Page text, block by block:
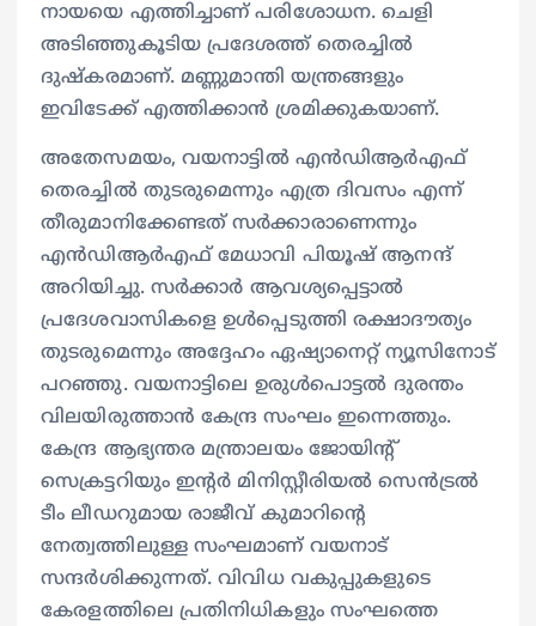
നായയെ എത്തിച്ചാണ് പരിശോധന. ചെളി
അടിഞ്ഞുകൂടിയ പ്രദേശത്ത് തെരച്ചിൽ
ദുഷ്കരമാണ്. മണ്ണുമാന്തി യന്ത്രങ്ങളും
ഇവിടേക്ക് എത്തിക്കാന്‍ ശ്രമിക്കുകയാണ്.
അതേസമയം, വയനാട്ടിൽ എന്‍ഡിആര്‍എഫ്
തെരച്ചിൽ തുടരുമെന്നും എത്ര ദിവസം എന്ന്
തീരുമാനിക്കേണ്ടത് സർക്കാരാണെന്നും
എന്‍ഡിആര്‍എഫ് മേധാവി പിയൂഷ് ആനന്ദ്
അറിയിച്ചു. സർക്കാർ ആവശ്യപ്പെട്ടാൽ
പ്രദേശവാസികളെ ഉൾപ്പെടുത്തി രക്ഷാദൗത്യം
തുടരുമെന്നും അദ്ദേഹം ഏഷ്യാനെറ്റ് ന്യൂസിനോട്
പറഞ്ഞു. വയനാട്ടിലെ ഉരുള്‍പൊട്ടല്‍ ദുരന്തം
വിലയിരുത്താൻ കേന്ദ്ര സംഘം ഇന്നെത്തും.
കേന്ദ്ര ആഭ്യന്തര മന്ത്രാലയം ജോയിന്റ്
സെക്രട്ടറിയും ഇന്റര്‍ മിനിസ്റ്റീരിയല്‍ സെന്‍ട്രല്‍
ടീം ലീഡറുമായ രാജീവ് കുമാറിന്റെ
നേത്വത്തിലുള്ള സംഘമാണ് വയനാട്
സന്ദര്‍ശിക്കുന്നത്. വിവിധ വകുപ്പുകളുടെ
കേരളത്തിലെ പ്രതിനിധികളും സംഘത്തെ